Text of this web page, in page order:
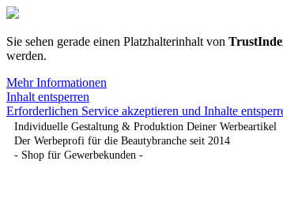
Sie sehen gerade einen Platzhalterinhalt von
werden.
Mehr Informationen
Inhalt entsperren
Erforderlichen Service akzeptieren und Inhalte
Individuelle Gestaltung & Produktion Deiner Werbeartikel
Der Werbeprofi für die Beautybranche seit 2014
- Shop für Gewerbekunden -